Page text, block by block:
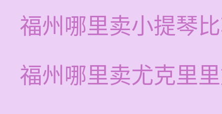
福州哪里卖小提琴
福州哪里卖尤克里